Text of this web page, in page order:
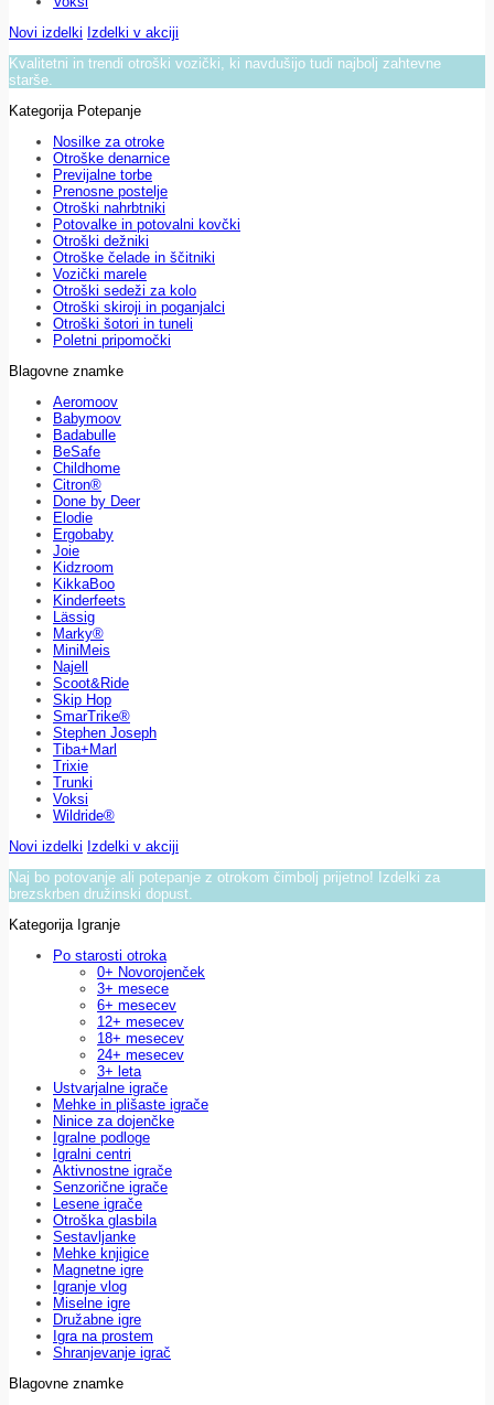
Novi izdelki Izdelki v akciji
Kvalitetni in trendi otroški vozički, ki navdušijo tudi najbolj zahtevne
starše.
Kategorija Potepanje
Nosilke za otroke
Otroške denarnice
Previjalne torbe
Prenosne postelje
Otroški nahrbtniki
Potovalke in potovalni kovčki
Otroški dežniki
Otroške čelade in ščitniki
Vozički marele
Otroški sedeži za kolo
Otroški skiroji in poganjalci
Otroški šotori in tuneli
Poletni pripomočki
Blagovne znamke
Aeromoov
Babymoov
Badabulle
BeSafe
Childhome
Citron®
Done by Deer
Elodie
Ergobaby
Joie
Kidzroom
KikkaBoo
Kinderfeets
Lässig
Marky®
MiniMeis
Najell
Scoot&Ride
Skip Hop
SmarTrike®
Stephen Joseph
Tiba+Marl
Trixie
Trunki
Voksi
Wildride®
Novi izdelki Izdelki v akciji
Naj bo potovanje ali potepanje z otrokom čimbolj prijetno! Izdelki za
brezskrben družinski dopust.
Kategorija Igranje
Po starosti otroka
0+ Novorojenček
3+ mesece
6+ mesecev
12+ mesecev
18+ mesecev
24+ mesecev
3+ leta
Ustvarjalne igrače
Mehke in plišaste igrače
Ninice za dojenčke
Igralne podloge
Igralni centri
Aktivnostne igrače
Senzorične igrače
Lesene igrače
Otroška glasbila
Sestavljanke
Mehke knjigice
Magnetne igre
Igranje vlog
Miselne igre
Družabne igre
Igra na prostem
Shranjevanje igrač
Blagovne znamke